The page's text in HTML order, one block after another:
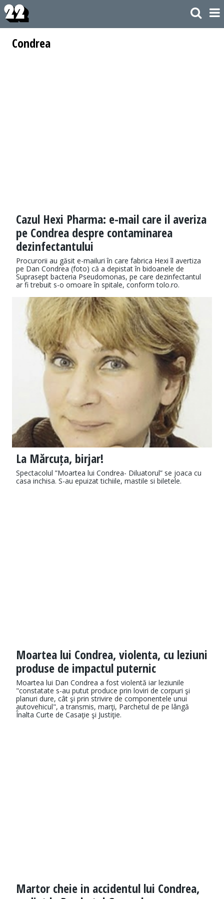
Condrea
Cazul Hexi Pharma: e-mail care il averiza
pe Condrea despre contaminarea
dezinfectantului
Procurorii au găsit e-mailuri în care fabrica Hexi îl avertiza
pe Dan Condrea (foto) că a depistat în bidoanele de
Suprasept bacteria Pseudomonas, pe care dezinfectantul
ar fi trebuit s-o omoare în spitale, conform tolo.ro.
La Mărcuța, birjar!
Spectacolul ”Moartea lui Condrea- Diluatorul” se joaca cu
casa inchisa. S-au epuizat tichiile, mastile si biletele.
Moartea lui Condrea, violenta, cu leziuni
produse de impactul puternic
Moartea lui Dan Condrea a fost violentă iar leziunile
"constatate s-au putut produce prin loviri de corpuri şi
planuri dure, cât şi prin strivire de componentele unui
autovehicul", a transmis, marţi, Parchetul de pe lângă
Înalta Curte de Casaţie şi Justiţie.
Martor cheie in accidentul lui Condrea,